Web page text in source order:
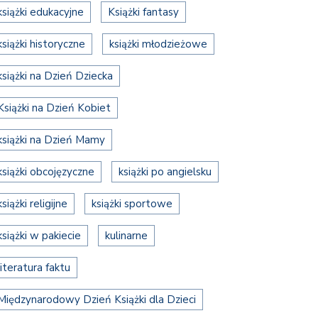
edukacyjne Książki fantasy
historyczne książki młodzieżowe
na Dzień Dziecka
na Dzień Kobiet
na Dzień Mamy
obcojęzyczne książki po angielsku
religijne książki sportowe
w pakiecie kulinarne
faktu
Dzień Książki dla Dzieci